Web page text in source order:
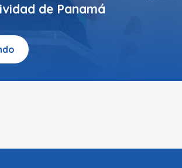
de Panamá